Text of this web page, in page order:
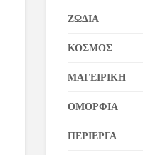
ΖΩΔΙΑ
ΚΟΣΜΟΣ
ΜΑΓΕΙΡΙΚΗ
ΟΜΟΡΦΙΑ
ΠΕΡΙΕΡΓΑ